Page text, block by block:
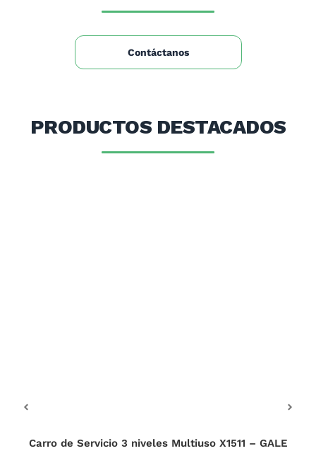
Contáctanos
PRODUCTOS DESTACADOS
Carro de Servicio 3 niveles Multiuso X1511 – GALE